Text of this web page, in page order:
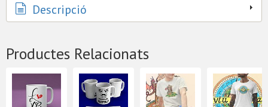
Descripció
Productes Relacionats